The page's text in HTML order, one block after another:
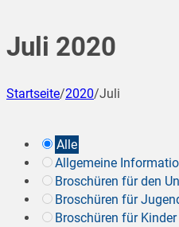
Juli 2020
Startseite/2020/Juli
Alle
Allgemeine
Broschüren für den
Broschüren für
Broschüren für Kinder